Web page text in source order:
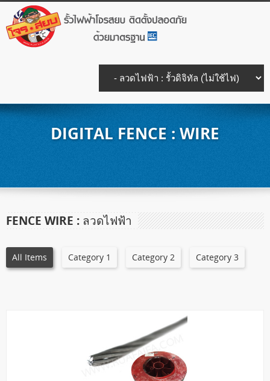
DIGITAL FENCE : WIRE
FENCE WIRE : ลวดไฟฟ้า
All Items Category 1 Category 2 Category 3